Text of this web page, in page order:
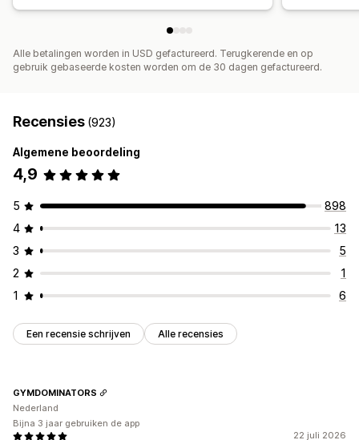
Alle betalingen worden in USD gefactureerd. Terugkerende en op
gebruik gebaseerde kosten worden om de 30 dagen gefactureerd.
Recensies (923)
Algemene beoordeling
4,9
5
898
4
13
3
5
2
1
1
6
Een recensie schrijven Alle recensies
22 juli 2026
GYMDOMINATORS
Nederland
Bijna 3 jaar gebruiken de app